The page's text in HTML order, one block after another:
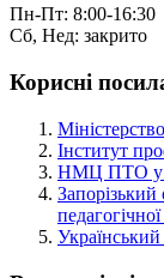
Пн-Пт: 8:00-16:30
Сб, Нед: закрито
Корисні
Інститут
НМЦ ПТО у
Запорізький
Український